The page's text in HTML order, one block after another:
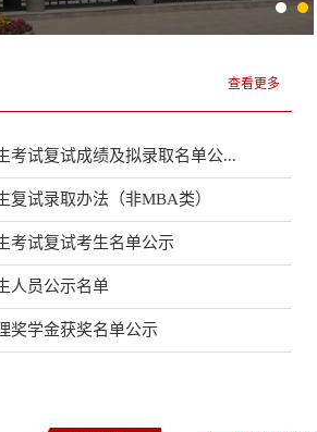
查看更多
考试复试成绩及拟录取名单公...
复试录取办法（非MBA类）
考试复试考生名单公示
人员公示名单
奖学金获奖名单公示